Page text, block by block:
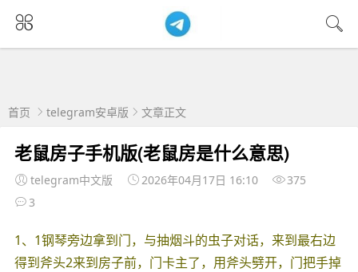
首页 telegram安卓版 文章正文
老鼠房子手机版(老鼠房是什么意思)
telegram中文版 2026年04月17日 16:10
375
3
1、1钢琴旁边拿到门，与抽烟斗的虫子对话，来到最右边
得到斧头2来到房子前，门卡主了，用斧头劈开，门把手掉